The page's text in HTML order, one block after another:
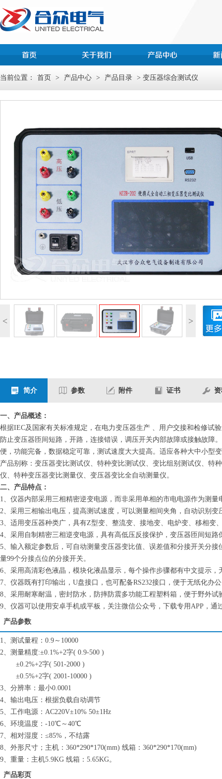
当前位置： 首页 > 产品中心 > 产品目录 > 变压器综合测试仪
< >
简介 参数 附件 证书
一、产品概述：
根据IEC及国家有关标准规定，在电力变压器生产 、用户交接和检修试
防止变压器匝间短路，开路，连接错误，调压开关内部故障或接触故障
便，功能完备，数据稳定可靠，测试速度大大提高。适应各种大中小型
产品别称： 变压器变比测试仪、 特种变比测试仪、变比组别测试仪、特
仪、特种变压器变比测量仪、变压器变比全自动测量仪。
二、产品特点：
1、仪器内部采用三相精密逆变电源，而非采用单相的市电电源作为测
2、采用三相输出电压，提高测试速度，可以测量相间夹角，自动识别变
3、适用变压器种类广，具有Z型变、整流变、接地变、电炉变、移相变
4、采用自制精密三相逆变电源，具有高低压反接保护，变压器匝间短
5、输入额定参数后，可自动测量变压器变比值、误差值和分接开关分
量99个分接点位的分接开关。
6、采用高清彩色液晶，模块化液晶显示，每个操作步骤都有中文提示
7、仪器既有打印输出，U盘接口，也可配备RS232接口，便于无纸化办
8、采用耐寒耐温，密封防水，防摔防震多功能工程塑料箱，便于野外试
9、仪器可以使用安卓手机或平板，关注微信公众号，下载专用APP，
产品参数
1、测试量程：0.9～10000
2、测量精度:±0.1%+2字( 0.9-500 )
±0.2%+2字( 501-2000 )
±0.5%+2字( 2001-10000 )
3、分辨率：最小0.0001
4、输出电压：根据负载自动调节
5、工作电源：AC220V±10% 50±1Hz
6、环境温度：-10℃～40℃
7、相对湿度：≤85%，不结露
8、外形尺寸；主机：360*290*170(mm) 线箱：360*290*170(mm)
9、重量：主机5.9KG 线箱：5.65KG。
产品彩页